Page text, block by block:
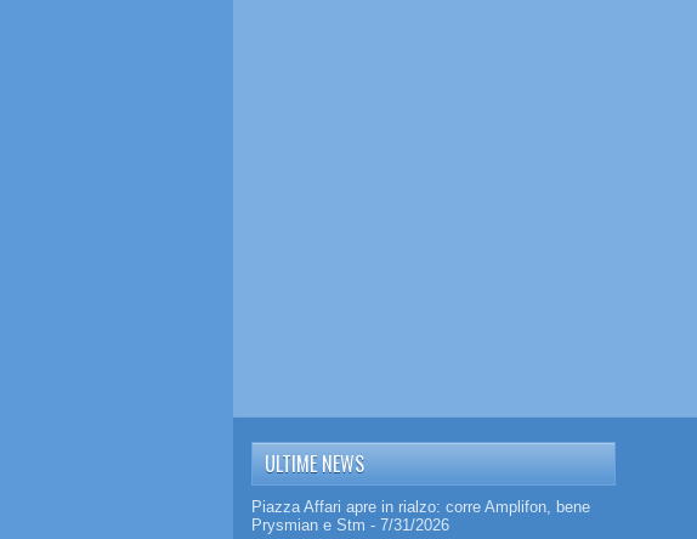
ULTIME NEWS
Piazza Affari apre in rialzo: corre Amplifon, bene
Prysmian e Stm - 7/31/2026